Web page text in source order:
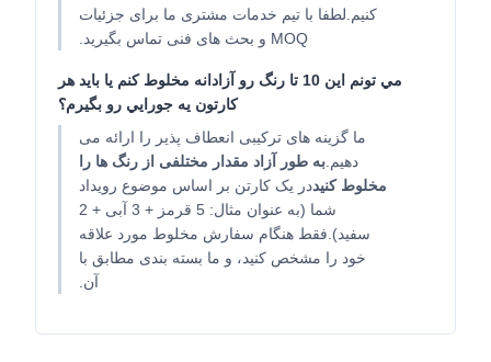
کنیم.لطفا با تیم خدمات مشتری ما برای جزئیات
MOQ و بحث های فنی تماس بگیرید.
مي تونم اين 10 تا رنگ رو آزادانه مخلوط کنم يا بايد هر
کارتون يه جورايي رو بگيرم؟
ما گزینه های ترکیبی انعطاف پذیر را ارائه می
دهیم. به طور آزاد مقدار مختلفی از رنگ ها را
مخلوط کنیددر یک کارتن بر اساس موضوع رویداد
شما (به عنوان مثال: 5 قرمز + 3 آبی + 2
سفید).فقط هنگام سفارش مخلوط مورد علاقه
خود را مشخص کنید، و ما بسته بندی مطابق با
آن.